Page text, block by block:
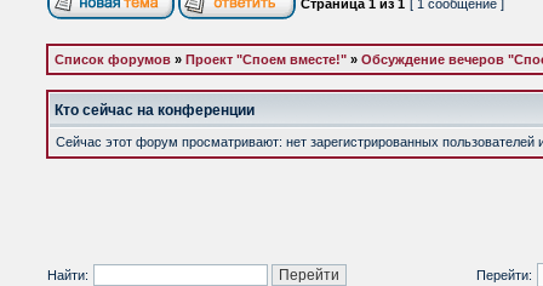
Страница 1 из 1 [ 1 сообщение ]
Список форумов » Проект "Споем вместе!" » Обсуждение вечеров
Кто сейчас на конференции
Сейчас этот форум просматривают: нет зарегистрированных пользователей
Найти:
Перейти: